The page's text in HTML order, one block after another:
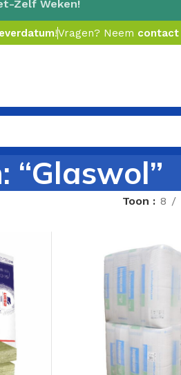
Zelf Weken!
!Vragen? Neem contact
“Glaswol”
Toon 8